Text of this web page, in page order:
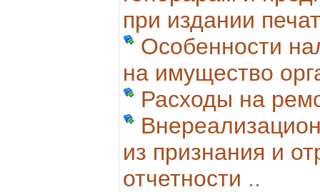
при издании
Особенности
на имущество
Расходы на
из признания и
отчетности ..